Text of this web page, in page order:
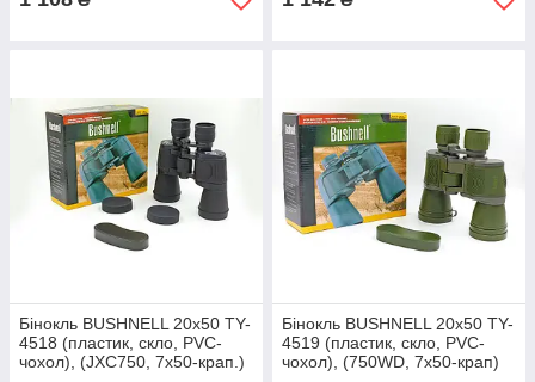
Бінокль BUSHNELL 20х50 TY-
4518 (пластик, скло, PVC-
чохол), (JXC750, 7х50-крап.)
Бінокль BUSHNELL 20х50 TY-
4519 (пластик, скло, PVC-
чохол), (750WD, 7х50-крап)